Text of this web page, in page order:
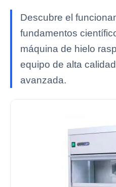
Descubre el
fundamentos
máquina de hielo
equipo de alta
avanzada.